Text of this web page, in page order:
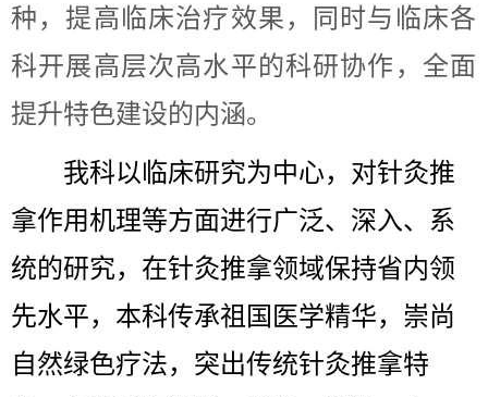
种，提高临床治疗效果，同时与临床各
科开展高层次高水平的科研协作，全面
提升特色建设的内涵。
我科以临床研究为中心，对针灸推
拿作用机理等方面进行广泛、深入、系
统的研究，在针灸推拿领域保持省内领
先水平，本科传承祖国医学精华，崇尚
自然绿色疗法，突出传统针灸推拿特